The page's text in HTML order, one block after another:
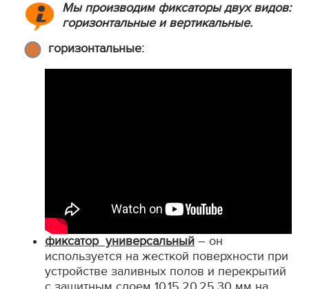
Мы производим фиксаторы двух видов:
горизонтальные и вертикальные.
горизонтальные:
фиксатор универсальный – он
используется на жесткой поверхности при
устройстве заливных полов и перекрытий